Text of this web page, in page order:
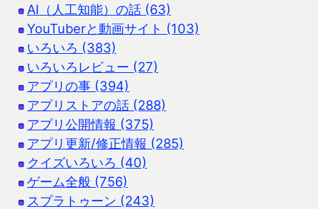
AI（人工知能）の話 (63)
YouTuberと動画サイト (103)
いろいろ (383)
いろいろレビュー (27)
アプリの事 (394)
アプリストアの話 (288)
アプリ公開情報 (375)
アプリ更新/修正情報 (285)
クイズいろいろ (40)
ゲーム全般 (756)
スプラトゥーン (243)